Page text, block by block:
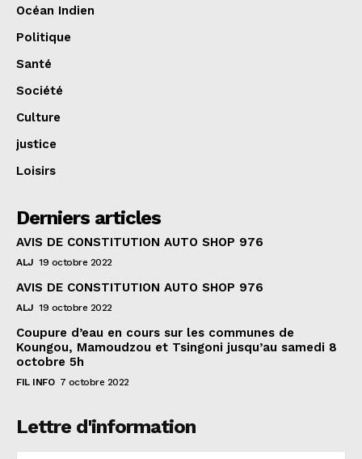
Océan Indien
Politique
Santé
Société
Culture
justice
Loisirs
Derniers articles
AVIS DE CONSTITUTION AUTO SHOP 976
ALJ 19 octobre 2022
AVIS DE CONSTITUTION AUTO SHOP 976
ALJ 19 octobre 2022
Coupure d’eau en cours sur les communes de
Koungou, Mamoudzou et Tsingoni jusqu’au samedi 8
octobre 5h
FIL INFO 7 octobre 2022
Lettre d'information